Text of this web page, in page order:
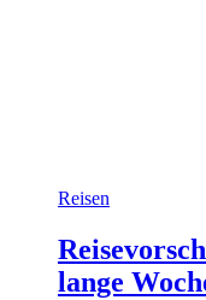
Reisen
lange